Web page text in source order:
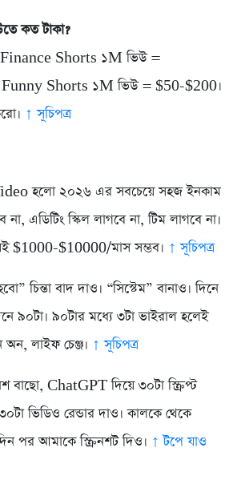
কত টাকা?
Finance Shorts ১M ভিউ =
Shorts ১M ভিউ = $50-$200।
↑ সূচিপত্র
হলো ২০২৬ এর সবচেয়ে সহজ ইনকাম
না, এডিটিং স্কিল লাগবে না, টিম লাগবে না।
$1000-$10000/মাস সম্ভব। ↑ সূচিপত্র
চিন্তা বাদ দাও। “সিস্টেম” বানাও। দিনে
৯০টা। ৯০টার মধ্যে ৩টা ভাইরাল হলেই
লাইফ চেঞ্জ। ↑ সূচিপত্র
ChatGPT দিয়ে ৩০টা স্ক্রিপ্ট
ভিডিও রেন্ডার দাও। কালকে থেকে
পর আমাকে স্ক্রিনশট দিও। ↑ টপে যাও